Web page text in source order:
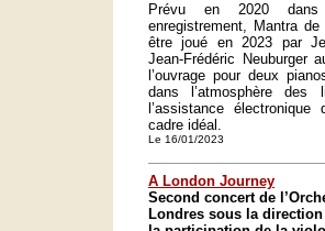
Prévu en 2020
enregistrement, Mantra
être joué en 2023 par
Jean-Frédéric Neuburger
l’ouvrage pour deux
dans l’atmosphère
l’assistance
cadre idéal.
Le 16/01/2023
A London Journey
Second concert de
Londres sous la